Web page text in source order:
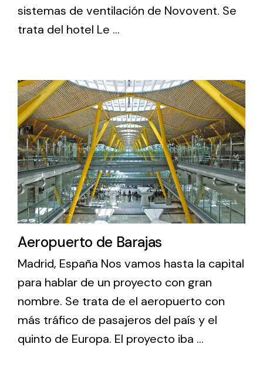
sistemas de ventilación de Novovent. Se
trata del hotel Le ...
Aeropuerto de Barajas
Madrid, España Nos vamos hasta la capital
para hablar de un proyecto con gran
nombre. Se trata de el aeropuerto con
más tráfico de pasajeros del país y el
quinto de Europa. El proyecto iba ...